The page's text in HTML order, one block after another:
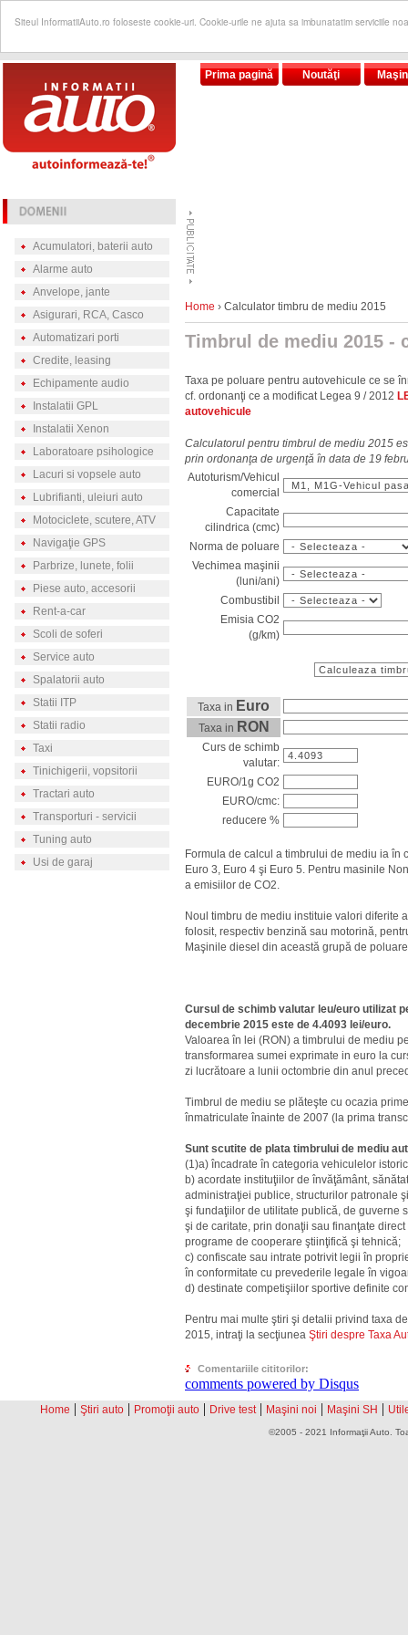
Siteul InformatiiAuto.ro foloseste cookie-uri. Cookie-urile ne ajuta sa imbunatatim serviciile
Prima pagină Noutăţi
Acumulatori, baterii auto
Alarme auto
Anvelope, jante
Asigurari, RCA, Casco
Automatizari porti
Credite, leasing
Echipamente audio
Instalatii GPL
Instalatii Xenon
Laboratoare psihologice
Lacuri si vopsele auto
Lubrifianti, uleiuri auto
Motociclete, scutere, ATV
Navigaţie GPS
Parbrize, lunete, folii
Piese auto, accesorii
Rent-a-car
Scoli de soferi
Service auto
Spalatorii auto
Statii ITP
Statii radio
Taxi
Tinichigerii, vopsitorii
Tractari auto
Transporturi - servicii
Tuning auto
Usi de garaj
Home › Calculator timbru de mediu 2015
Timbrul de mediu 2015 -
Taxa pe poluare pentru autovehicule ce se
cf. ordonanţi ce a modificat Legea 9 / 2012
autovehicule
Calculatorul pentru timbrul de mediu 2015
prin ordonanţa de urgenţă în data de 19
Autoturism/Vehicul
comercial
Capacitate
cilindrica (cmc)
Norma de poluare
Vechimea maşinii
(luni/ani)
Combustibil
Emisia CO2
(g/km)
Taxa in Euro
Taxa in RON
Curs de schimb
valutar:
EURO/1g CO2
EURO/cmc:
reducere %
Formula de calcul a timbrului de mediu ia
Euro 3, Euro 4 şi Euro 5. Pentru masinile
a emisiilor de CO2.
Noul timbru de mediu instituie valori diferite
folosit, respectiv benzină sau motorină,
Maşinile diesel din această grupă de
Cursul de schimb valutar leu/euro utilizat
decembrie 2015 este de 4.4093 lei/euro.
Valoarea în lei (RON) a timbrului de mediu
transformarea sumei exprimate in euro la
zi lucrătoare a lunii octombrie din anul
Timbrul de mediu se plăteşte cu ocazia
înmatriculate înainte de 2007 (la prima
Sunt scutite de plata timbrului de mediu
(1)a) încadrate în categoria vehiculelor
b) acordate instituţiilor de învăţământ,
administraţiei publice, structurilor patronale
şi fundaţiilor de utilitate publică, de guverne
şi de caritate, prin donaţii sau finanţate
programe de cooperare ştiinţifică şi tehnică;
c) confiscate sau intrate potrivit legii în
în conformitate cu prevederile legale în
d) destinate competişiilor sportive definite
Pentru mai multe ştiri şi detalii privind taxa
2015, intraţi la secţiunea Ştiri despre Taxa
Comentariile cititorilor:
comments powered by Disqus
Home | Ştiri auto | Promoţii auto | Drive test | Maşini noi | Maşini SH |
©2005 - 2021 Informaţii Auto.